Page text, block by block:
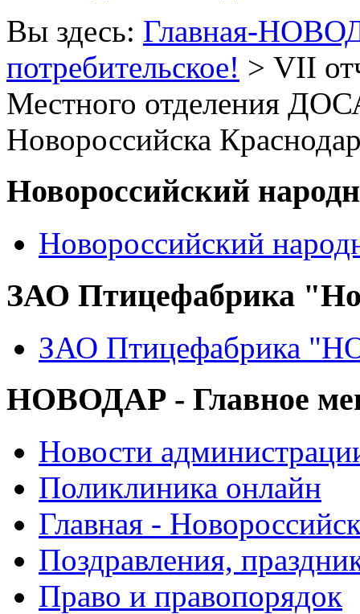
Вы здесь: Главная-
потребительское! > VII
Местного отделения
Новороссийска
Новороссийский
Новороссийский
ЗАО Птицефабрика
ЗАО Птицефабрика
НОВОДАР - Главное
Новости
Поликлиника онлайн
Главная -
Поздравления,
Право и правопорядок